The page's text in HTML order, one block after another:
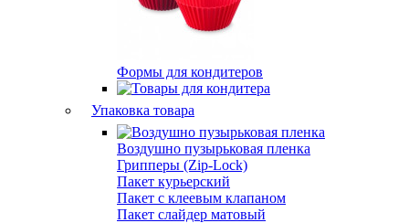
Формы для кондитеров
Упаковка товара
Воздушно пузырьковая пленка
Грипперы (Zip-Lock)
Пакет курьерский
Пакет с клеевым клапаном
Пакет слайдер матовый